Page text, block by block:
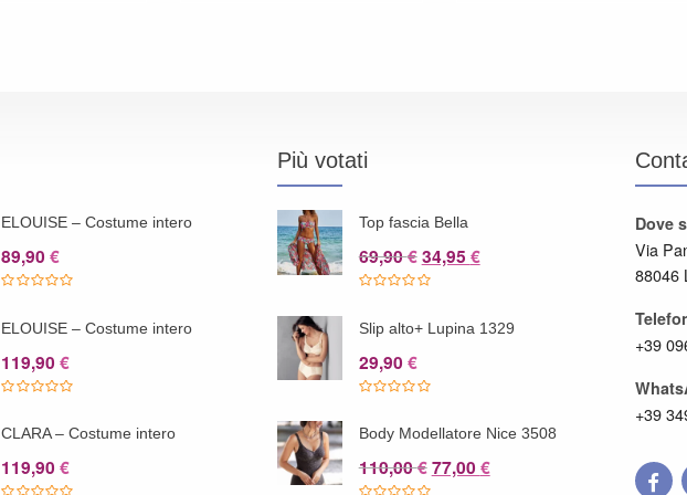
ELOUISE – Costume intero
89,90€
ELOUISE – Costume intero
119,90€
CLARA – Costume intero
119,90€
Più votati
Top fascia Bella
69,90€Il
prezzo
era:
34,95 €Il
è:
Slip alto+ Lupina 1329
29,90 €
Body Modellatore Nice 3508
110,00€Il
77,00 €Il
Dove
Via
88046
+39
+39